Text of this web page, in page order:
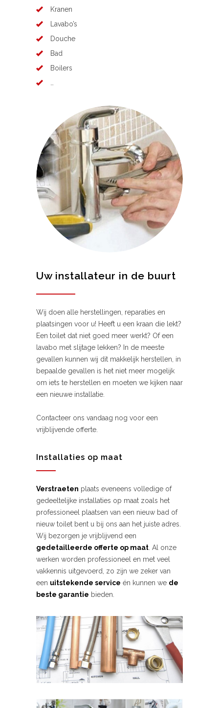
Kranen
Lavabo’s
Douche
Bad
Boilers
Uw installateur in de buurt
Wij doen alle herstellingen, reparaties en
plaatsingen voor u! Heeft u een kraan die lekt?
Een toilet dat niet goed meer werkt? Of een
lavabo met slijtage lekken? In de meeste
gevallen kunnen wij dit makkelijk herstellen, in
bepaalde gevallen is het niet meer mogelijk
om iets te herstellen en moeten we kijken naar
een nieuwe installatie.
Contacteer ons vandaag nog voor een
vrijblijvende offerte.
Installaties op maat
Verstraeten plaats eveneens volledige of
gedeeltelijke installaties op maat zoals het
professioneel plaatsen van een nieuw bad of
nieuw toilet bent u bij ons aan het juiste adres.
Wij bezorgen je vrijblijvend een
gedetailleerde offerte op maat . Al onze
werken worden professioneel en met veel
vakkennis uitgevoerd, zo zijn we zeker van
een uitstekende service én kunnen we de
beste garantie bieden.